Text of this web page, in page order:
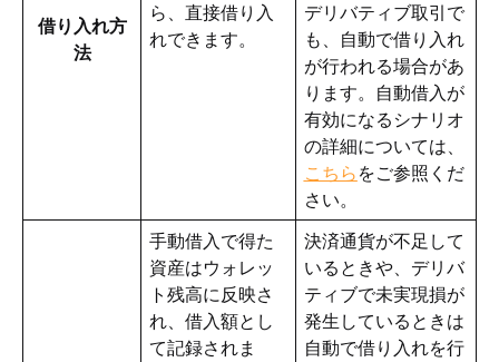
借り入れ方
法
ら、直接借り入
れできます。
デリバティブ取引で
も、自動で借り入れ
が行われる場合があ
ります。自動借入が
有効になるシナリオ
の詳細については、
こちら をご参照くだ
さい。
手動借入で得た
資産はウォレッ
ト残高に反映さ
れ、借入額とし
て記録されま
決済通貨が不足して
いるときや、デリバ
ティブで未実現損が
発生しているときは
自動で借り入れを行